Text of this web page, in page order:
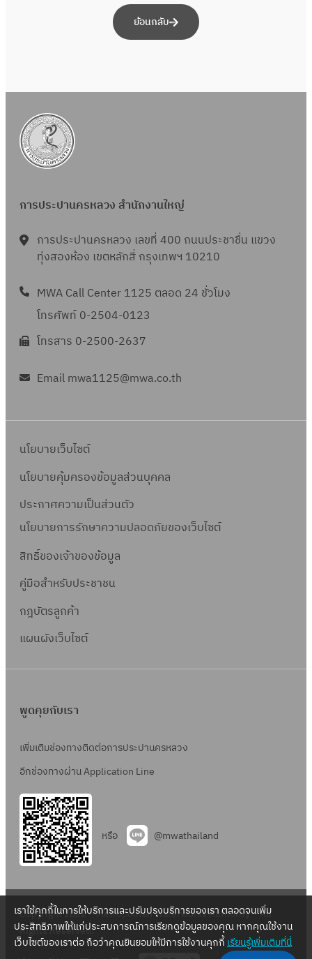
ย้อนกลับ
การประปานครหลวง สำนักงานใหญ่
การประปานครหลวง เลขที่ 400 ถนนประชาชื่น แขวง
ทุ่งสองห้อง เขตหลักสี่ กรุงเทพฯ 10210
MWA Call Center 1125 ตลอด 24 ชั่วโมง
โทรศัพท์ 0-2504-0123
โทรสาร 0-2500-2637
Email mwa1125@mwa.co.th
นโยบายเว็บไซต์
นโยบายคุ้มครองข้อมูลส่วนบุคคล
ประกาศความเป็นส่วนตัว
นโยบายการรักษาความปลอดภัยของเว็บไซต์
สิทธิ์ของเจ้าของข้อมูล
คู่มือสำหรับประชาชน
กฎบัตรลูกค้า
แผนผังเว็บไซต์
พูดคุยกับเรา
เพิ่มเติมช่องทางติดต่อการประปานครหลวง
อีกช่องทางผ่าน Application Line
หรือ @mwathailand
Copyright 2022 – Metropolitan Waterworks Authority – All
Rights Reserved.
เราใช้คุกกี้ในการให้บริการและปรับปรุงบริการของเรา ตลอดจนเพิ่ม
ประสิทธิภาพให้แก่ประสบการณ์การเรียกดูข้อมูลของคุณ หากคุณใช้งาน
เว็บไซต์ของเราต่อ ถือว่าคุณยินยอมให้มีการใช้งานคุกกี้เรียนรู้เพิ่มเติมที่นี่